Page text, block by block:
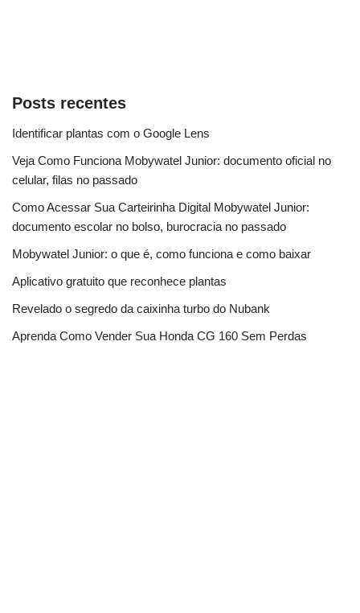
Posts recentes
Identificar plantas com o Google Lens
Veja Como Funciona Mobywatel Junior: documento oficial no
celular, filas no passado
Como Acessar Sua Carteirinha Digital Mobywatel Junior:
documento escolar no bolso, burocracia no passado
Mobywatel Junior: o que é, como funciona e como baixar
Aplicativo gratuito que reconhece plantas
Revelado o segredo da caixinha turbo do Nubank
Aprenda Como Vender Sua Honda CG 160 Sem Perdas